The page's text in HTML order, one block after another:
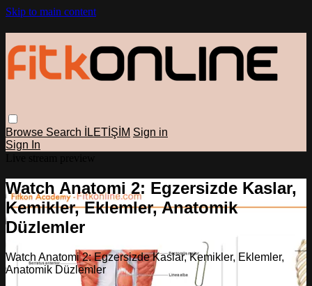
Skip to main content
Browse Search İLETİŞİM Sign in
Sign In
Watch Anatomi 2: Egzersizde Kaslar,
Kemikler, Eklemler, Anatomik
Düzlemler
Watch Anatomi 2: Egzersizde Kaslar, Kemikler, Eklemler,
Anatomik Düzlemler